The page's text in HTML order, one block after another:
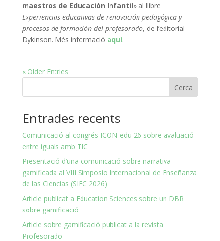
maestros de Educación Infantil» al llibre
Experiencias educativas de renovación pedagógica y
procesos de formación del profesorado, de l’editorial
Dykinson. Més informació aquí.
« Older Entries
Cerca
Entrades recents
Comunicació al congrés ICON-edu 26 sobre avaluació
entre iguals amb TIC
Presentació d’una comunicació sobre narrativa
gamificada al VIII Simposio Internacional de Enseñanza
de las Ciencias (SIEC 2026)
Article publicat a Education Sciences sobre un DBR
sobre gamificació
Article sobre gamificació publicat a la revista
Profesorado